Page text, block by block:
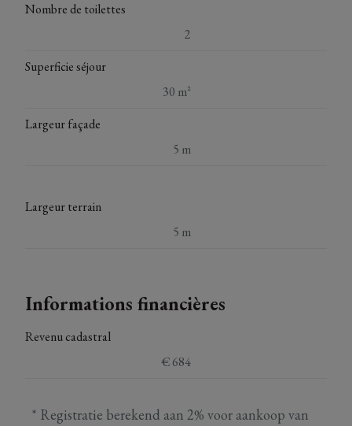
Nombre de toilettes
2
Superficie séjour
30 m²
Largeur façade
5 m
Largeur terrain
5 m
Informations financières
Revenu cadastral
€ 684
* Registratie berekend aan 2% voor aankoop van